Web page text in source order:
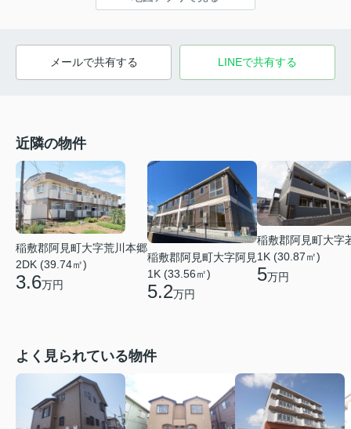
メールで共有する LINEで共有する
近隣の物件
稲敷郡阿見町大字荒川本郷
2DK (39.74㎡)
3.6万円
稲敷郡阿見町大字阿見
1K (33.56㎡)
5.2万円
稲敷郡阿見町大字
1K (30.87㎡)
5万円
よく見られている物件